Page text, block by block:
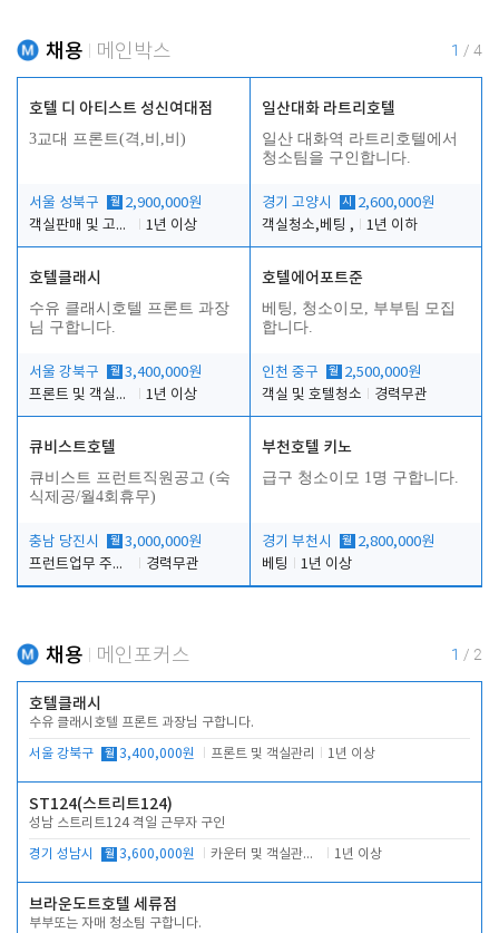
채용 메인박스 1 / 4
호텔 디 아티스트 성신여대점
3교대 프론트(격,비,비)
서울 성북구 월 2,900,000원
객실판매 및 고객응대
1년 이상
일산대화 라트리호텔
일산 대화역 라트리호텔에서
청소팀을 구인합니다.
경기 고양시 시
2,600,000원
객실청소,베팅 ,
1년 이하
호텔클래시
수유 클래시호텔 프론트 과장
님 구합니다.
서울 강북구 월 3,400,000원
프론트 및 객실관리
1년 이상
호텔에어포트준
베팅, 청소이모, 부부팀 모집
합니다.
인천 중구 월 2,500,000원
객실 및 호텔청소
경력무관
큐비스트호텔
큐비스트 프런트직원공고 (숙
식제공/월4회휴무)
충남 당진시 월 3,000,000원
프런트업무 주간, 야간
경력무관
부천호텔 키노
급구 청소이모 1명 구합니다.
경기 부천시 월 2,800,000원
베팅
1년 이상
채용 메인포커스 1 / 2
호텔클래시
수유 클래시호텔 프론트 과장님 구합니다.
서울 강북구 월 3,400,000원 프론트 및 객실관리 1년 이상
ST124(스트리트124)
성남 스트리트124 격일 근무자 구인
경기 성남시 월 3,600,000원 카운터 및 객실관리 전반 1년 이상
브라운도트호텔 세류점
부부또는 자매 청소팀 구합니다.